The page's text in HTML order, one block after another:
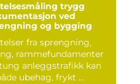
trygg
ved
og bygging
fra sprengning,
rammefundamenter
anleggstrafikk kan
ubehag, frykt ...